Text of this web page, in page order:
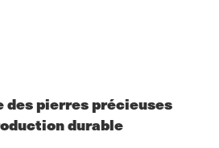
des pierres précieuses
durable